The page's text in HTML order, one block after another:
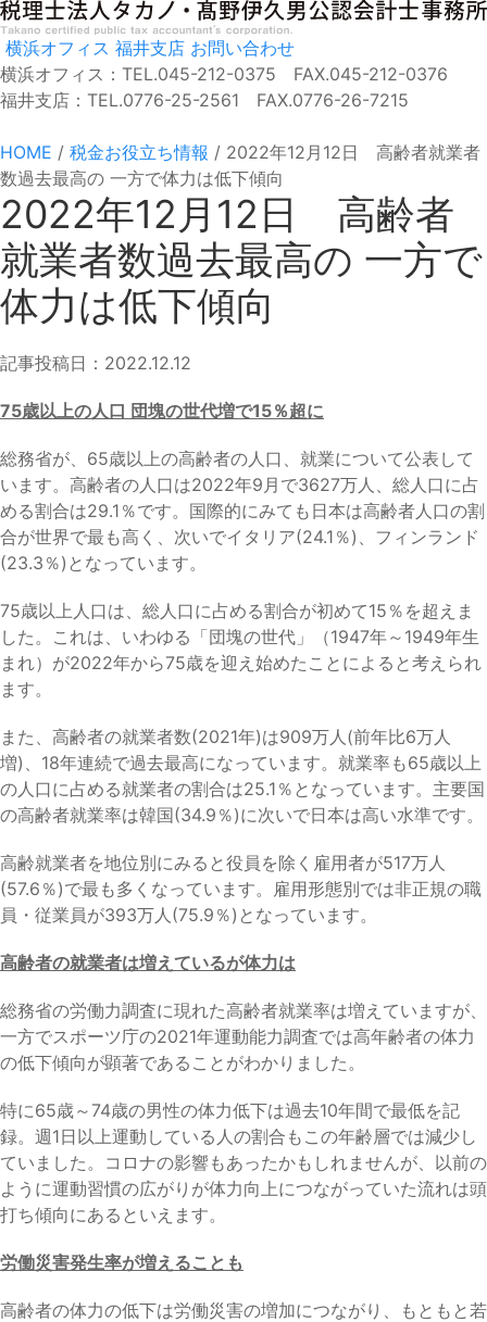
横浜オフィス 福井支店 お問い合わせ
横浜オフィス：TEL.045-212-0375 FAX.045-212-0376
福井支店：TEL.0776-25-2561 FAX.0776-26-7215
HOME / 税金お役立ち情報 / 2022年12月12日 高齢者就業者
数過去最高の 一方で体力は低下傾向
2022年12月12日 高齢者
就業者数過去最高の 一方で
体力は低下傾向
記事投稿日：2022.12.12
75歳以上の人口 団塊の世代増で15％超に
総務省が、65歳以上の高齢者の人口、就業について公表して
います。高齢者の人口は2022年9月で3627万人、総人口に占
める割合は29.1％です。国際的にみても日本は高齢者人口の割
合が世界で最も高く、次いでイタリア(24.1％)、フィンランド
(23.3％)となっています。
75歳以上人口は、総人口に占める割合が初めて15％を超えま
した。これは、いわゆる「団塊の世代」（1947年～1949年生
まれ）が2022年から75歳を迎え始めたことによると考えられ
ます。
また、高齢者の就業者数(2021年)は909万人(前年比6万人
増)、18年連続で過去最高になっています。就業率も65歳以上
の人口に占める就業者の割合は25.1％となっています。主要国
の高齢者就業率は韓国(34.9％)に次いで日本は高い水準です。
高齢就業者を地位別にみると役員を除く雇用者が517万人
(57.6％)で最も多くなっています。雇用形態別では非正規の職
員・従業員が393万人(75.9％)となっています。
高齢者の就業者は増えているが体力は
総務省の労働力調査に現れた高齢者就業率は増えていますが、
一方でスポーツ庁の2021年運動能力調査では高年齢者の体力
の低下傾向が顕著であることがわかりました。
特に65歳～74歳の男性の体力低下は過去10年間で最低を記
録。週1日以上運動している人の割合もこの年齢層では減少し
ていました。コロナの影響もあったかもしれませんが、以前の
ように運動習慣の広がりが体力向上につながっていた流れは頭
打ち傾向にあるといえます。
労働災害発生率が増えることも
高齢者の体力の低下は労働災害の増加につながり、もともと若